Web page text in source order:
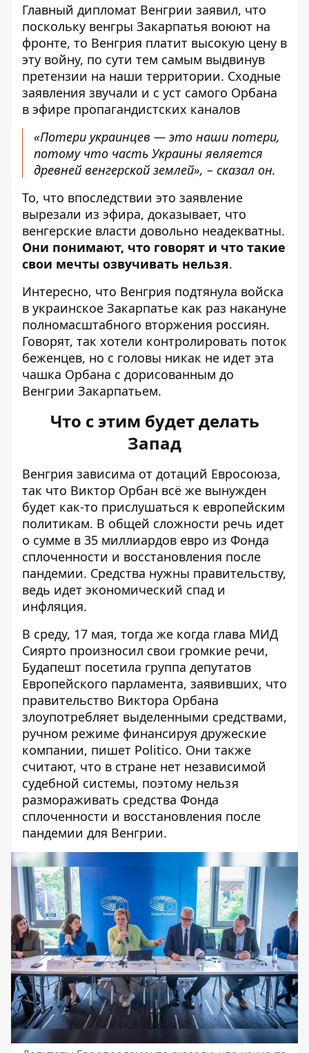
Главный дипломат Венгрии заявил, что
поскольку венгры Закарпатья воюют на
фронте, то Венгрия платит высокую цену в
эту войну, по сути тем самым выдвинув
претензии на наши территории. Сходные
заявления звучали и с уст самого Орбана
в эфире пропагандистских каналов
«Потери украинцев — это наши потери,
потому что часть Украины является
древней венгерской землей», – сказал он.
То, что впоследствии это заявление
вырезали из эфира, доказывает, что
венгерские власти довольно неадекватны.
Они понимают, что говорят и что такие
свои мечты озвучивать нельзя.
Интересно, что Венгрия подтянула войска
в украинское Закарпатье как раз накануне
полномасштабного вторжения россиян.
Говорят, так хотели контролировать поток
беженцев, но с головы никак не идет эта
чашка Орбана с дорисованным до
Венгрии Закарпатьем.
Что с этим будет делать
Запад
Венгрия зависима от дотаций Евросоюза,
так что Виктор Орбан всё же вынужден
будет как-то прислушаться к европейским
политикам. В общей сложности речь идет
о сумме в 35 миллиардов евро из Фонда
сплоченности и восстановления после
пандемии. Средства нужны правительству,
ведь идет экономический спад и
инфляция.
В среду, 17 мая, тогда же когда глава МИД
Сиярто произносил свои громкие речи,
Будапешт посетила группа депутатов
Европейского парламента, заявивших, что
правительство Виктора Орбана
злоупотребляет выделенными средствами,
ручном режиме финансируя дружеские
компании, пишет Politico. Они также
считают, что в стране нет независимой
судебной системы, поэтому нельзя
размораживать средства Фонда
сплоченности и восстановления после
пандемии для Венгрии.